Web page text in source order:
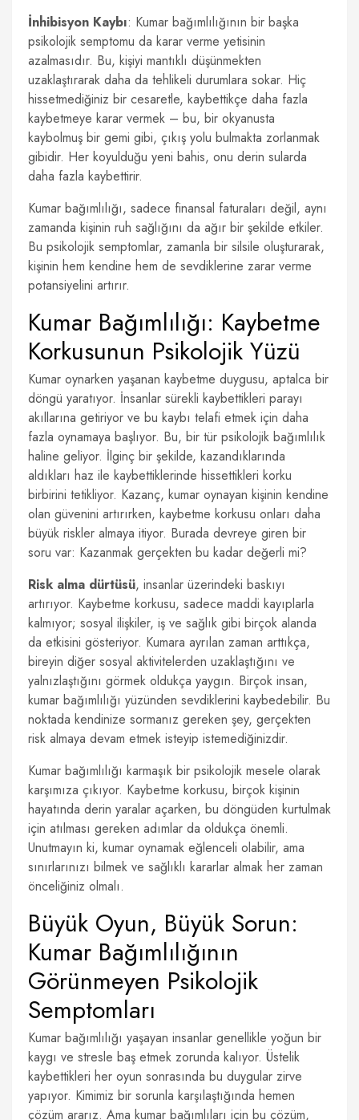
İnhibisyon Kaybı: Kumar bağımlılığının bir başka
psikolojik semptomu da karar verme yetisinin
azalmasıdır. Bu, kişiyi mantıklı düşünmekten
uzaklaştırarak daha da tehlikeli durumlara sokar. Hiç
hissetmediğiniz bir cesaretle, kaybettikçe daha fazla
kaybetmeye karar vermek – bu, bir okyanusta
kaybolmuş bir gemi gibi, çıkış yolu bulmakta zorlanmak
gibidir. Her koyulduğu yeni bahis, onu derin sularda
daha fazla kaybettirir.
Kumar bağımlılığı, sadece finansal faturaları değil, aynı
zamanda kişinin ruh sağlığını da ağır bir şekilde etkiler.
Bu psikolojik semptomlar, zamanla bir silsile oluşturarak,
kişinin hem kendine hem de sevdiklerine zarar verme
potansiyelini artırır.
Kumar Bağımlılığı: Kaybetme
Korkusunun Psikolojik Yüzü
Kumar oynarken yaşanan kaybetme duygusu, aptalca bir
döngü yaratıyor. İnsanlar sürekli kaybettikleri parayı
akıllarına getiriyor ve bu kaybı telafi etmek için daha
fazla oynamaya başlıyor. Bu, bir tür psikolojik bağımlılık
haline geliyor. İlginç bir şekilde, kazandıklarında
aldıkları haz ile kaybettiklerinde hissettikleri korku
birbirini tetikliyor. Kazanç, kumar oynayan kişinin kendine
olan güvenini artırırken, kaybetme korkusu onları daha
büyük riskler almaya itiyor. Burada devreye giren bir
soru var: Kazanmak gerçekten bu kadar değerli mi?
Risk alma dürtüsü, insanlar üzerindeki baskıyı
artırıyor. Kaybetme korkusu, sadece maddi kayıplarla
kalmıyor; sosyal ilişkiler, iş ve sağlık gibi birçok alanda
da etkisini gösteriyor. Kumara ayrılan zaman arttıkça,
bireyin diğer sosyal aktivitelerden uzaklaştığını ve
yalnızlaştığını görmek oldukça yaygın. Birçok insan,
kumar bağımlılığı yüzünden sevdiklerini kaybedebilir. Bu
noktada kendinize sormanız gereken şey, gerçekten
risk almaya devam etmek isteyip istemediğinizdir.
Kumar bağımlılığı karmaşık bir psikolojik mesele olarak
karşımıza çıkıyor. Kaybetme korkusu, birçok kişinin
hayatında derin yaralar açarken, bu döngüden kurtulmak
için atılması gereken adımlar da oldukça önemli.
Unutmayın ki, kumar oynamak eğlenceli olabilir, ama
sınırlarınızı bilmek ve sağlıklı kararlar almak her zaman
önceliğiniz olmalı.
Büyük Oyun, Büyük Sorun:
Kumar Bağımlılığının
Görünmeyen Psikolojik
Semptomları
Kumar bağımlılığı yaşayan insanlar genellikle yoğun bir
kaygı ve stresle baş etmek zorunda kalıyor. Üstelik
kaybettikleri her oyun sonrasında bu duygular zirve
yapıyor. Kimimiz bir sorunla karşılaştığında hemen
çözüm ararız. Ama kumar bağımlıları için bu çözüm,